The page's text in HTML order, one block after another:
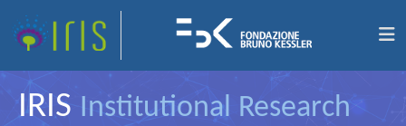
IRIS Institutional Research